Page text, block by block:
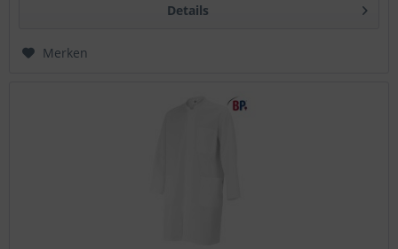
Details
Merken